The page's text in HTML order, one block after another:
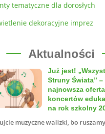
tematyczne dla dorosłych
dekoracyjne imprez
Aktualności
Już jest!
Struny Świata” –
najnowsza oferta
koncertów
na rok szkolny
muzyczne walizki, bo